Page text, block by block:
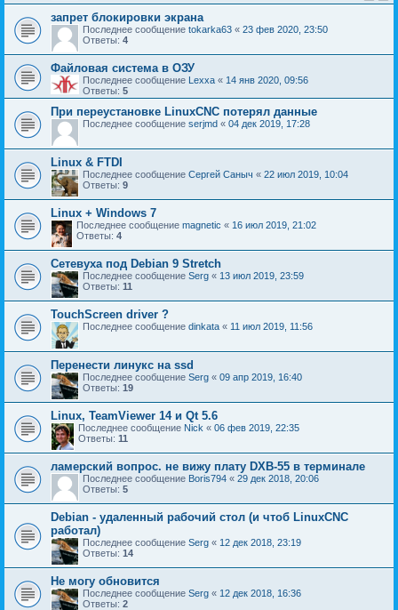
запрет блокировки экрана
Последнее сообщение tokarka63 « 23 фев 2020, 23:50
Ответы: 4
Файловая система в ОЗУ
Последнее сообщение Lexxa « 14 янв 2020, 09:56
Ответы: 5
При переустановке LinuxCNC потерял данные
Последнее сообщение serjmd « 04 дек 2019, 17:28
Linux & FTDI
Последнее сообщение Сергей Саныч « 22 июл 2019, 10:04
Ответы: 9
Linux + Windows 7
Последнее сообщение magnetic « 16 июл 2019, 21:02
Ответы: 4
Сетевуха под Debian 9 Stretch
Последнее сообщение Serg « 13 июл 2019, 23:59
Ответы: 11
TouchScreen driver ?
Последнее сообщение dinkata « 11 июл 2019, 11:56
Перенести линукс на ssd
Последнее сообщение Serg « 09 апр 2019, 16:40
Ответы: 19
Linux, TeamViewer 14 и Qt 5.6
Последнее сообщение Nick « 06 фев 2019, 22:35
Ответы: 11
ламерский вопрос. не вижу плату DXB-55 в терминале
Последнее сообщение Boris794 « 29 дек 2018, 20:06
Ответы: 5
Debian - удаленный рабочий стол (и чтоб LinuxCNC
работал)
Последнее сообщение Serg « 12 дек 2018, 23:19
Ответы: 14
Не могу обновится
Последнее сообщение Serg « 12 дек 2018, 16:36
Ответы: 2